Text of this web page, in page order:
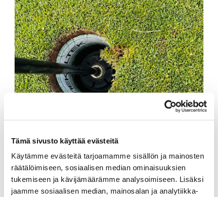
Tämä sivusto käyttää evästeitä
Käytämme evästeitä tarjoamamme sisällön ja mainosten
räätälöimiseen, sosiaalisen median ominaisuuksien
tukemiseen ja kävijämäärämme analysoimiseen. Lisäksi
jaamme sosiaalisen median, mainosalan ja analytiikka-